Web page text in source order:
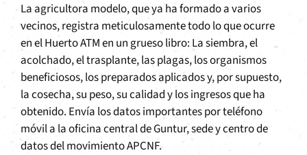
La agricultora modelo, que ya ha formado a varios
vecinos, registra meticulosamente todo lo que ocurre
en el Huerto ATM en un grueso libro: La siembra, el
acolchado, el trasplante, las plagas, los organismos
beneficiosos, los preparados aplicados y, por supuesto,
la cosecha, su peso, su calidad y los ingresos que ha
obtenido. Envía los datos importantes por teléfono
móvil a la oficina central de Guntur, sede y centro de
datos del movimiento APCNF.